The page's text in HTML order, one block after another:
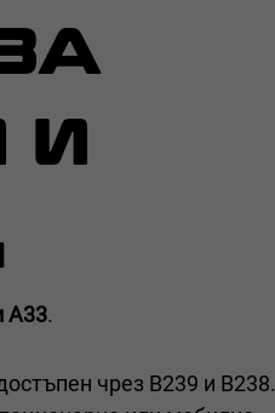
И
A33.
чрез B239 и B238.